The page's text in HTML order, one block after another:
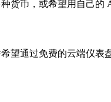
币，或希望用自己的
通过免费的云端仪表